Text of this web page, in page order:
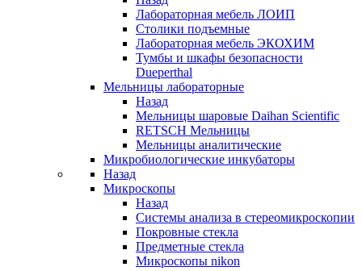
Лабораторная мебель ЛОИП
Столики подъемные
Лабораторная мебель ЭКОХИМ
Тумбы и шкафы безопасности
Dueperthal
Мельницы лабораторные
Назад
Мельницы шаровые Daihan Scientific
RETSCH Мельницы
Мельницы аналитические
Микробиологические инкубаторы
Назад
Микроскопы
Назад
Системы анализа в стереомикроскопии
Покровные стекла
Предметные стекла
Микроскопы nikon